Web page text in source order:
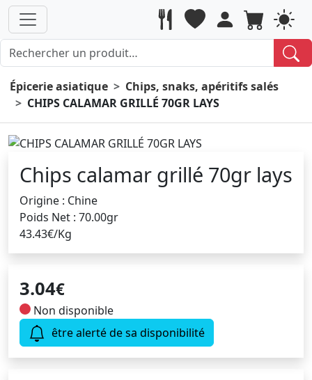
Épicerie asiatique
Chips, snaks, apéritifs salés
CHIPS CALAMAR GRILLÉ 70GR LAYS
Chips calamar grillé 70gr lays
Origine : Chine
Poids Net : 70.00gr
43.43€/Kg
3.04€
Non disponible
être alerté de sa disponibilité